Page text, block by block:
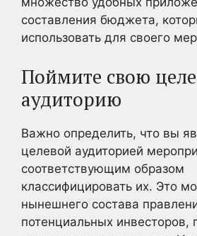
составления бюджета,
использовать для своего
Поймите свою
аудиторию
Важно определить, что вы
целевой аудиторией
соответствующим образом
классифицировать их. Это
нынешнего состава
потенциальных инвесторов,